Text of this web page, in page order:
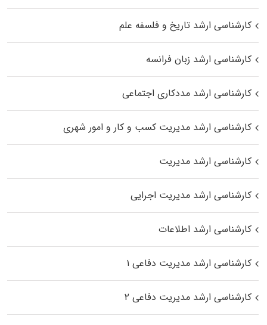
کارشناسی ارشد تاریخ و فلسفه علم
کارشناسی ارشد زبان فرانسه
کارشناسی ارشد مددکاری اجتماعی
کارشناسی ارشد مدیریت کسب و کار و امور شهری
کارشناسی ارشد مدیریت
کارشناسی ارشد مدیریت اجرایی
کارشناسی ارشد اطلاعات
کارشناسی ارشد مدیریت دفاعی ۱
کارشناسی ارشد مدیریت دفاعی ۲